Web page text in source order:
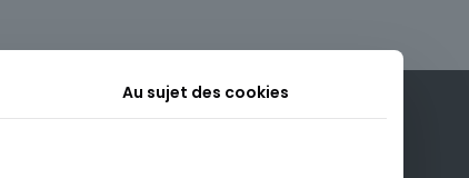
Au sujet des cookies